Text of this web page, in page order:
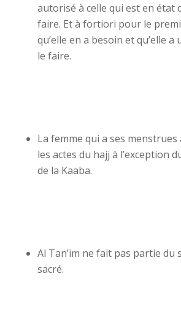
autorisé à celle qui est en état
faire. Et à fortiori pour le
qu’elle en a besoin et qu’elle a
le faire.
La femme qui a ses
les actes du hajj à l’exception
de la Kaaba.
Al Tan’im ne fait pas partie du
sacré.